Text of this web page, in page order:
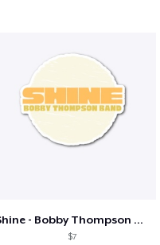
Shine - Bobby Thompson Band Merch
$7